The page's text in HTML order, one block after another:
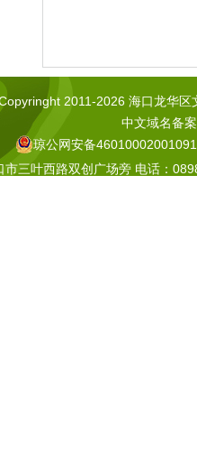
2011-2026 海口龙华区
中文域名备
琼公网安备46010002001091
市三叶西路双创广场旁 电话：